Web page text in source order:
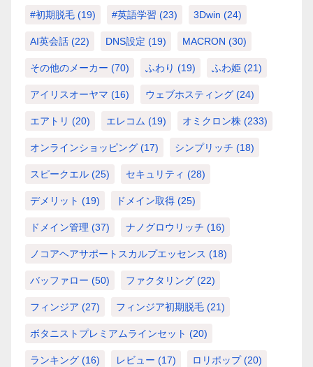
#初期脱毛 (19) #英語学習 (23) 3Dwin (24)
AI英会話 (22) DNS設定 (19) MACRON (30)
その他のメーカー (70) ふわり (19) ふわ姫 (21)
アイリスオーヤマ (16) ウェブホスティング (24)
エアトリ (20) エレコム (19) オミクロン株 (233)
オンラインショッピング (17) シンプリッチ (18)
スピークエル (25) セキュリティ (28)
デメリット (19) ドメイン取得 (25)
ドメイン管理 (37) ナノグロウリッチ (16)
ノコアヘアサポートスカルプエッセンス (18)
バッファロー (50) ファクタリング (22)
フィンジア (27) フィンジア初期脱毛 (21)
ボタニストプレミアムラインセット (20)
ランキング (16) レビュー (17) ロリポップ(20)